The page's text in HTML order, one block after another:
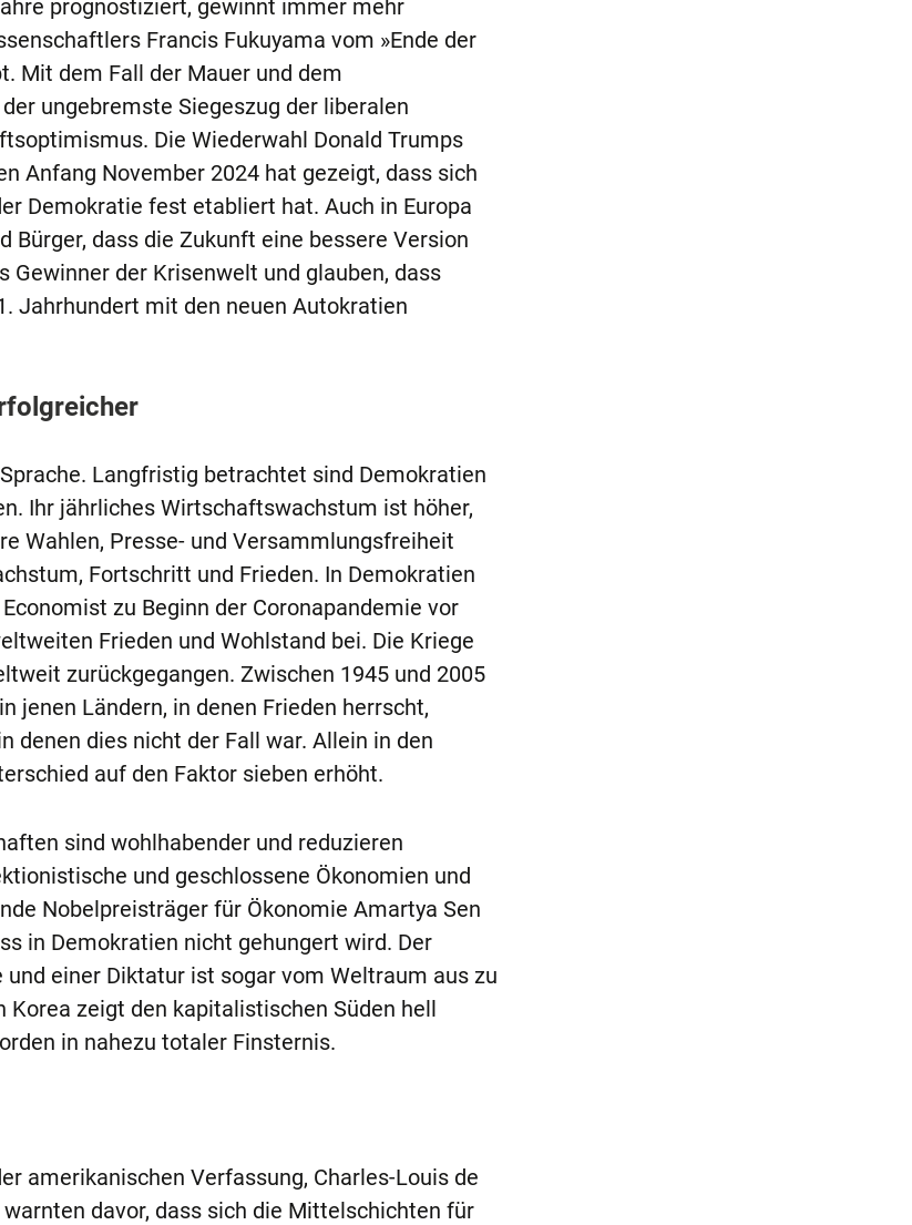
prognostiziert, gewinnt immer mehr
Francis Fukuyama vom »Ende der
Mit dem Fall der Mauer und dem
ungebremste Siegeszug der liberalen
Die Wiederwahl Donald Trumps
Anfang November 2024 hat gezeigt, dass sich
Demokratie fest etabliert hat. Auch in Europa
Bürger, dass die Zukunft eine bessere Version
Gewinner der Krisenwelt und glauben, dass
Jahrhundert mit den neuen Autokratien
Langfristig betrachtet sind Demokratien
Ihr jährliches Wirtschaftswachstum ist höher,
Wahlen, Presse- und Versammlungsfreiheit
Fortschritt und Frieden. In Demokratien
zu Beginn der Coronapandemie vor
Frieden und Wohlstand bei. Die Kriege
zurückgegangen. Zwischen 1945 und 2005
jenen Ländern, in denen Frieden herrscht,
denen dies nicht der Fall war. Allein in den
auf den Faktor sieben erhöht.
sind wohlhabender und reduzieren
und geschlossene Ökonomien und
Nobelpreisträger für Ökonomie Amartya Sen
in Demokratien nicht gehungert wird. Der
einer Diktatur ist sogar vom Weltraum aus zu
zeigt den kapitalistischen Süden hell
in nahezu totaler Finsternis.
amerikanischen Verfassung, Charles-Louis de
davor, dass sich die Mittelschichten für